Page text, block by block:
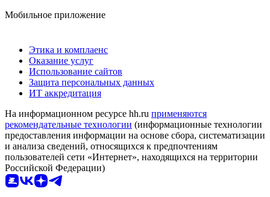
Мобильное приложение
Этика и комплаенс
Оказание услуг
Использование сайтов
Защита персональных данных
ИТ аккредитация
На информационном ресурсе hh.ru применяются
рекомендательные технологии (информационные технологии
предоставления информации на основе сбора, систематизации
и анализа сведений, относящихся к предпочтениям
пользователей сети «Интернет», находящихся на территории
Российской Федерации)